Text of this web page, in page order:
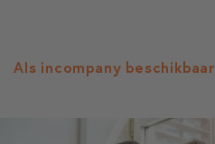
Als incompany beschikbaar